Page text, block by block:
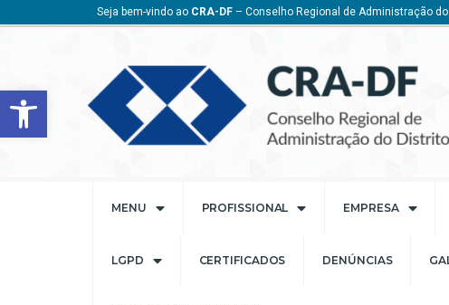
Barra de Ferramentas Aberta
Seja bem-vindo ao CRA-DF – Conselho Regional de Administração do
MENU PROFISSIONAL EMPRESA
LGPD CERTIFICADOS DENÚNCIAS